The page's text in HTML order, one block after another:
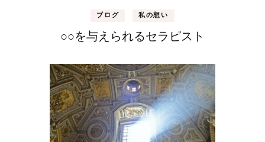
ブログ 私の想い
○○を与えられるセラピスト